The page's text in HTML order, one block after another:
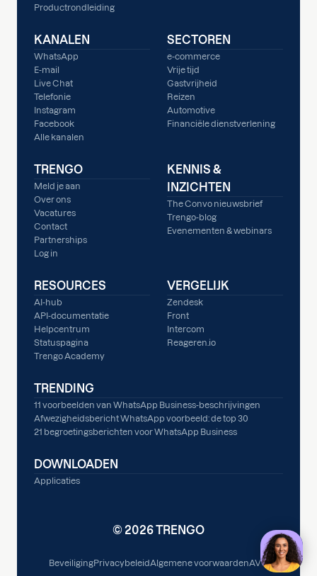
Productrondleiding
KANALEN
WhatsApp
E-mail
Live Chat
Telefonie
Instagram
Facebook
Alle kanalen
SECTOREN
e-commerce
Vrije tijd
Gastvrijheid
Reizen
Automotive
Financiële dienstverlening
TRENGO
Meld je aan
Over ons
Vacatures
Contact
Partnerships
Log in
KENNIS &
INZICHTEN
The Convo nieuwsbrief
Trengo-blog
Evenementen & webinars
RESOURCES
AI-hub
API-documentatie
Helpcentrum
Statuspagina
Trengo Academy
VERGELIJK
Zendesk
Front
Intercom
Reageren.io
TRENDING
11 voorbeelden van WhatsApp Business-beschrijvingen
Afwezigheidsbericht WhatsApp voorbeeld: de top 30
21 begroetingsberichten voor WhatsApp Business
DOWNLOADEN
Applicaties
© 2026 TRENGO
BeveiligingPrivacybeleidAlgemene voorwaardenAVG